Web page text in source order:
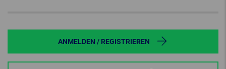
ANMELDEN / REGISTRIEREN